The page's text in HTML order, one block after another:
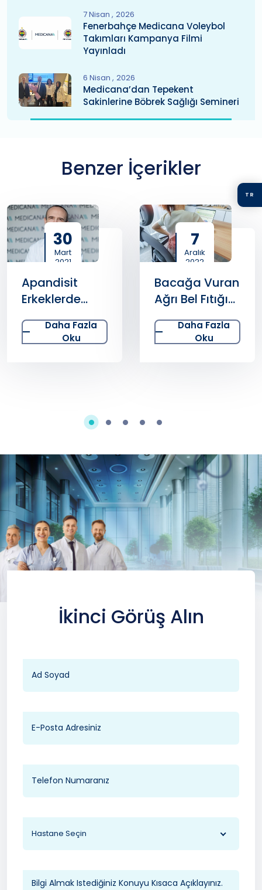
TR
7 Nisan 2026
Fenerbahçe Medicana Voleybol
Takımları Kampanya Filmi
Yayınladı
6 Nisan 2026
Medicana’dan Tepekent
Sakinlerine Böbrek Sağlığı Semineri
Benzer İçerikler
30
Mart
2021
Apandisit
Erkeklerde
Daha Sık
Görülebiliyor
Daha Fazla
Oku
7
Aralık
2022
Bacağa Vuran
Ağrı Bel Fıtığı
Habercisi
OlabilirDaha Fazla
Oku
İkinci Görüş Alın
Hastane Seçin